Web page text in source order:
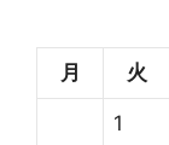
月
火
1